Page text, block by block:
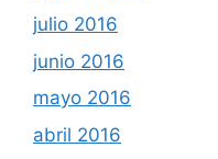
julio 2016
junio 2016
mayo 2016
abril 2016